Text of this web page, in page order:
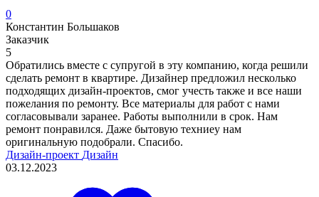
0
Константин Большаков
Заказчик
5
Обратились вместе с супругой в эту компанию, когда решили
сделать ремонт в квартире. Дизайнер предложил несколько
подходящих дизайн-проектов, смог учесть также и все наши
пожелания по ремонту. Все материалы для работ с нами
согласовывали заранее. Работы выполнили в срок. Нам
ремонт понравился. Даже бытовую техниеу нам
оригинальную подобрали. Спасибо.
Дизайн-проект Дизайн
03.12.2023